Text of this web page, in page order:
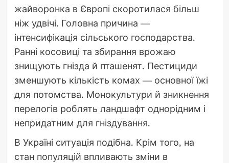
жайворонка в Європі скоротилася більш
ніж удвічі. Головна причина —
інтенсифікація сільського господарства.
Ранні косовиці та збирання врожаю
знищують гнізда й пташенят. Пестициди
зменшують кількість комах — основної їжі
для потомства. Монокультури й зникнення
перелогів роблять ландшафт однорідним і
непридатним для гніздування.
В Україні ситуація подібна. Крім того, на
стан популяцій впливають зміни в